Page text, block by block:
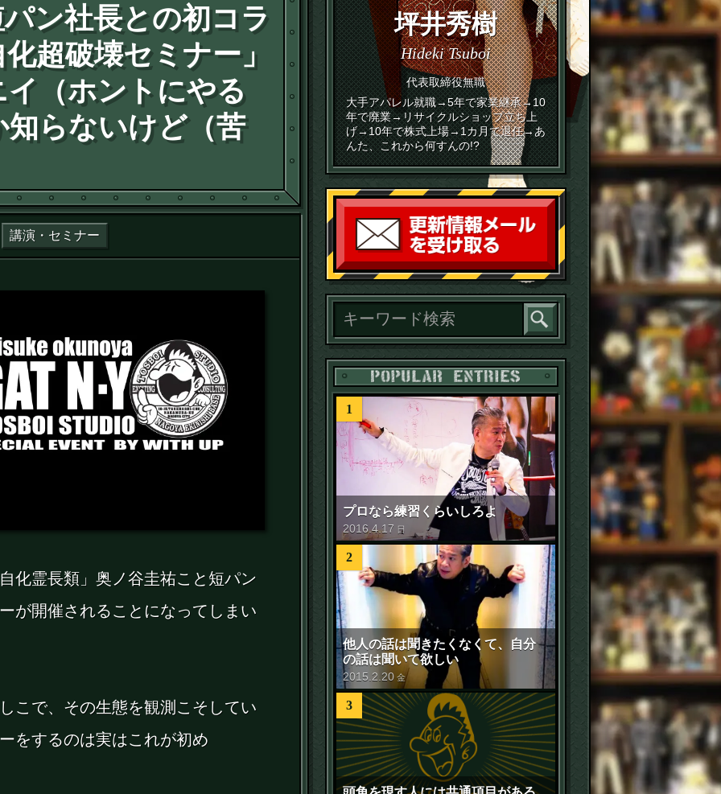
ン社長との初コラ
超破壊セミナー」
（ホントにやる
らないけど（苦
講演・セミナー
化霊長類」奥ノ谷圭祐こと短パン
が開催されることになってしまい
こで、その生態を観測こそしてい
をするのは実はこれが初め
坪井秀樹
Hideki Tsuboi
代表取締役無職
大手アパレル就職→5年で家業継承→10
年で廃業→リサイクルショップ立ち上
げ→10年で株式上場→1カ月で退任→あ
んた、これから何すんの!?
読者登録
POPULAR ENTRIES
1
プロなら練習くらいしろよ
2016 .4.17 日
2
他人の話は聞きたくなくて、自分
の話は聞いて欲しい
2015 2 20 金
3